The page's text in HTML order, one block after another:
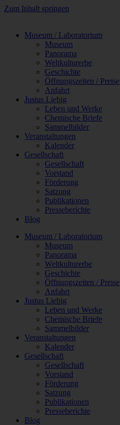
Zum Inhalt springen
Museum / Laboratorium
Museum
Panorama
Weltkulturerbe
Geschichte
Öffnungszeiten / Preise
Anfahrt
Justus Liebig
Leben und Werke
Chemische Briefe
Sammelbilder
Veranstaltungen
Kalender
Gesellschaft
Gesellschaft
Vorstand
Förderung
Satzung
Publikationen
Presseberichte
Blog
Museum / Laboratorium
Museum
Panorama
Weltkulturerbe
Geschichte
Öffnungszeiten / Preise
Anfahrt
Justus Liebig
Leben und Werke
Chemische Briefe
Sammelbilder
Veranstaltungen
Kalender
Gesellschaft
Gesellschaft
Vorstand
Förderung
Satzung
Publikationen
Presseberichte
Blog